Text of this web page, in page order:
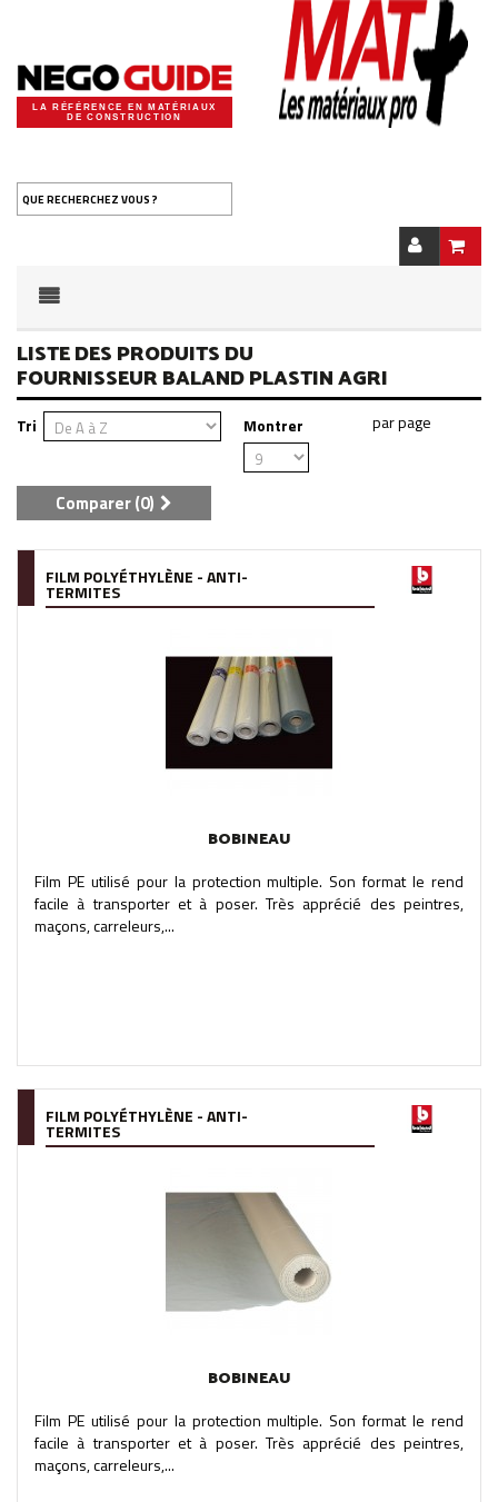
LA RÉFÉRENCE EN MATÉRIAUX
DE CONSTRUCTION
QUE RECHERCHEZ VOUS ?
LISTE DES PRODUITS DU
FOURNISSEUR BALAND PLASTIN AGRI
Tri Montrer
Comparer (0)
FILM POLYÉTHYLÈNE - ANTI-
TERMITES
BOBINEAU
Film PE utilisé pour la protection multiple. Son format le rend
facile à transporter et à poser. Très apprécié des peintres,
maçons, carreleurs,...
FILM POLYÉTHYLÈNE - ANTI-
TERMITES
BOBINEAU
Film PE utilisé pour la protection multiple. Son format le rend
facile à transporter et à poser. Très apprécié des peintres,
maçons, carreleurs,...